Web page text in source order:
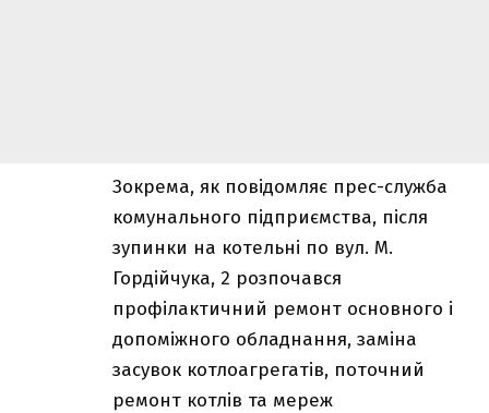
Зокрема, як повідомляє прес-служба
комунального підприємства, після
зупинки на котельні по вул. М.
Гордійчука, 2 розпочався
профілактичний ремонт основного і
допоміжного обладнання, заміна
засувок котлоагрегатів, поточний
ремонт котлів та мереж